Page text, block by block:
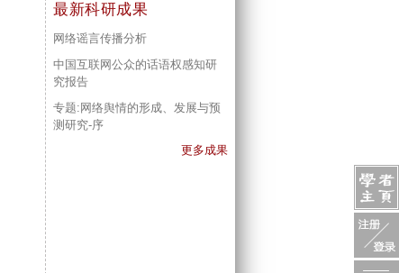
最新科研成果
网络谣言传播分析
中国互联网公众的话语权感知研
究报告
专题:网络舆情的形成、发展与预
测研究-序
更多成果